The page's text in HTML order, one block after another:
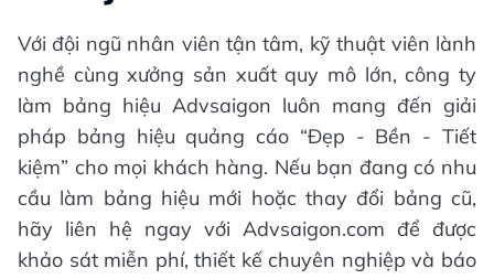
Với đội ngũ nhân viên tận tâm, kỹ thuật viên lành
nghề cùng xưởng sản xuất quy mô lớn, công ty
làm bảng hiệu Advsaigon luôn mang đến giải
pháp bảng hiệu quảng cáo “Đẹp - Bền - Tiết
kiệm” cho mọi khách hàng. Nếu bạn đang có nhu
cầu làm bảng hiệu mới hoặc thay đổi bảng cũ,
hãy liên hệ ngay với Advsaigon.com để được
khảo sát miễn phí, thiết kế chuyên nghiệp và báo